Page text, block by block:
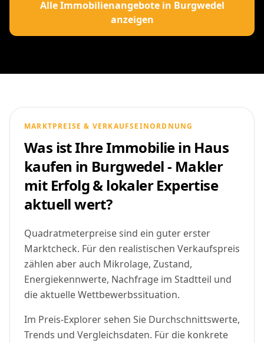
Alle Immobilienangebote in Burgwedel
anzeigen
MARKTPREISE & VERKAUFSEINORDNUNG
Was ist Ihre Immobilie in Haus
kaufen in Burgwedel - Makler
mit Erfolg & lokaler Expertise
aktuell wert?
Quadratmeterpreise sind ein guter erster
Marktcheck. Für den realistischen Verkaufspreis
zählen aber auch Mikrolage, Zustand,
Energiekennwerte, Nachfrage im Stadtteil und
die aktuelle Wettbewerbssituation.
Im Preis-Explorer sehen Sie Durchschnittswerte,
Trends und Vergleichsdaten. Für die konkrete